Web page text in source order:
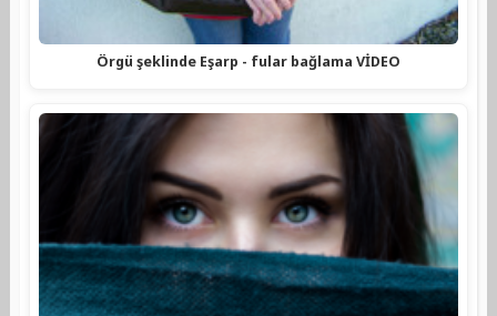
Örgü şeklinde Eşarp - fular bağlama VİDEO